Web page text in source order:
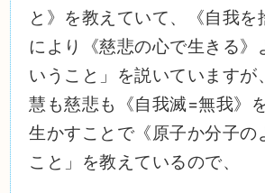
と》を教えていて、《自我を
により《慈悲の心で生きる》
いうこと」を説いていますが
慧も慈悲も《自我滅=無我》
生かすことで《原子か分子の
こと」を教えているので、